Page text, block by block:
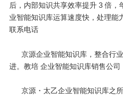
后，内部知识共享效率提升 3 倍，
业智能知识库运算速度快，处理能
联系电话
京源企业智能知识库，整合行
进。教培 企业智能知识库销售公司
京源・太乙企业智能知识库之